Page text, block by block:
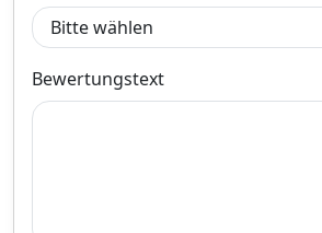
Bewertungstext